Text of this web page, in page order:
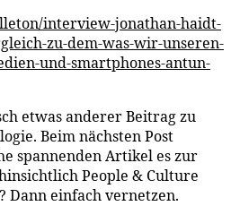
interview-jonathan-haidt-
zu-dem-was-wir-unseren-
und-smartphones-antun-
etwas anderer Beitrag zu
Beim nächsten Post
spannenden Artikel es zur
People & Culture
Dann einfach vernetzen.